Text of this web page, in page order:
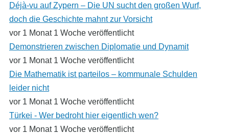
Déjà-vu auf Zypern – Die UN sucht den großen Wurf,
doch die Geschichte mahnt zur Vorsicht
vor 1 Monat 1 Woche veröffentlicht
Demonstrieren zwischen Diplomatie und Dynamit
vor 1 Monat 1 Woche veröffentlicht
Die Mathematik ist parteilos – kommunale Schulden
leider nicht
vor 1 Monat 1 Woche veröffentlicht
Türkei - Wer bedroht hier eigentlich wen?
vor 1 Monat 1 Woche veröffentlicht